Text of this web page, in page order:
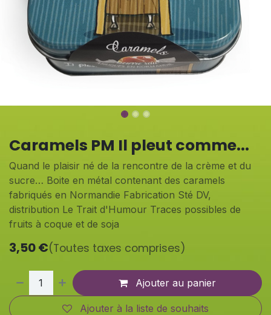
Caramels PM Il pleut comme...
Quand le plaisir né de la rencontre de la crème et du
sucre… Boite en métal contenant des caramels
fabriqués en Normandie Fabrication Sté DV,
distribution Le Trait d'Humour Traces possibles de
fruits à coque et de soja
3,50€(Toutes taxes comprises)
Ajouter au panier
Ajouter à la liste de souhaits